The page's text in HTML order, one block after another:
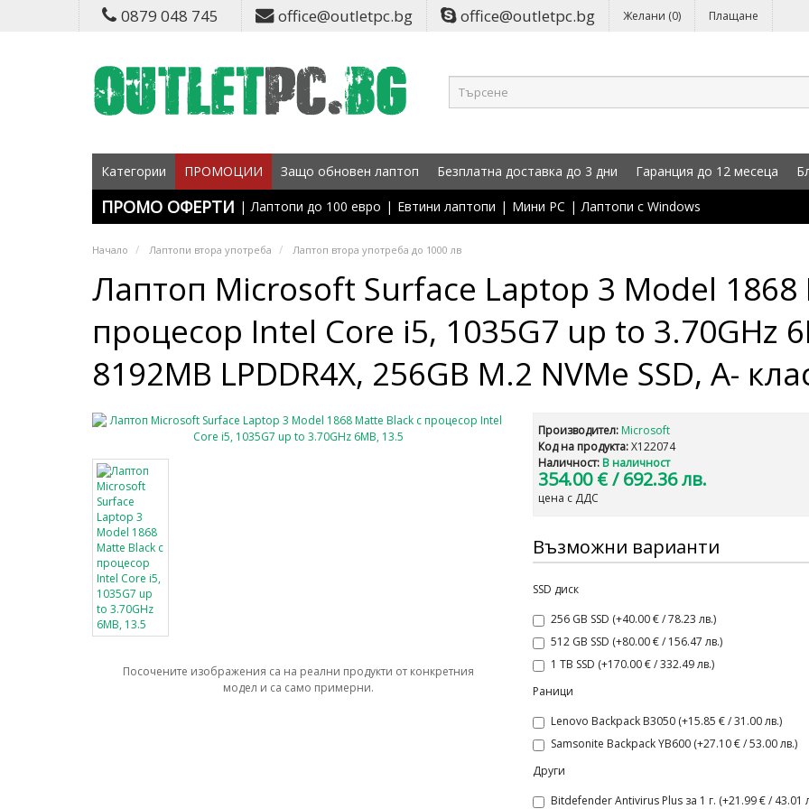
0879 048 745 office@outletpc.bg office@outletpc.bg Желани (0) Плащане
Категории ПРОМОЦИИ Защо обновен лаптоп Безплатна доставка до 3 дни Гаранция до 12 месеца
ПРОМО ОФЕРТИ | Лаптопи до 100 евро | Евтини лаптопи | Мини PC | Лаптопи с Windows
Начало Лаптопи втора употреба Лаптоп втора употреба до 1000 лв
Лаптоп Microsoft Surface Laptop 3 Model 1868
процесор Intel Core i5, 1035G7 up to 3.70GHz
8192MB LPDDR4X, 256GB M.2 NVMe SSD, A-
Посочените изображения са на реални продукти от конкретния
модел и са само примерни.
Производител: Microsoft
Код на продукта: X122074
Наличност: В наличност
354.00 € / 692.36 лв.
цена с ДДС
Възможни варианти
SSD диск
256 GB SSD (+40.00 € / 78.23 лв.)
512 GB SSD (+80.00 € / 156.47 лв.)
1 TB SSD (+170.00 € / 332.49 лв.)
Раници
Lenovo Backpack B3050 (+15.85 € / 31.00 лв.)
Samsonite Backpack YB600 (+27.10 € / 53.00 лв.)
Други
Bitdefender Antivirus Plus за 1 г. (+21.99 € / 43.01